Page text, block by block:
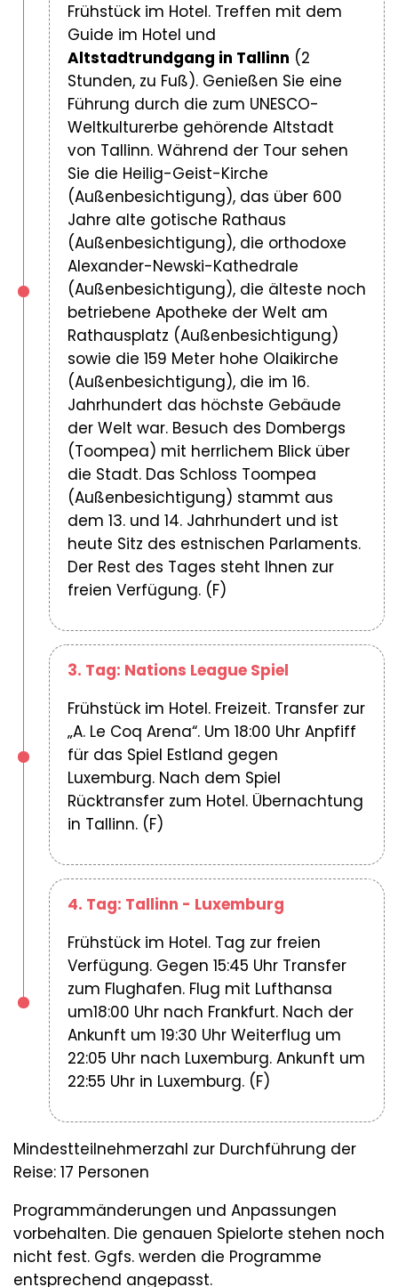
Frühstück im Hotel. Treffen mit dem
Guide im Hotel und
Altstadtrundgang in Tallinn (2
Stunden, zu Fuß). Genießen Sie eine
Führung durch die zum UNESCO-
Weltkulturerbe gehörende Altstadt
von Tallinn. Während der Tour sehen
Sie die Heilig-Geist-Kirche
(Außenbesichtigung), das über 600
Jahre alte gotische Rathaus
(Außenbesichtigung), die orthodoxe
Alexander-Newski-Kathedrale
(Außenbesichtigung), die älteste noch
betriebene Apotheke der Welt am
Rathausplatz (Außenbesichtigung)
sowie die 159 Meter hohe Olaikirche
(Außenbesichtigung), die im 16.
Jahrhundert das höchste Gebäude
der Welt war. Besuch des Dombergs
(Toompea) mit herrlichem Blick über
die Stadt. Das Schloss Toompea
(Außenbesichtigung) stammt aus
dem 13. und 14. Jahrhundert und ist
heute Sitz des estnischen Parlaments.
Der Rest des Tages steht Ihnen zur
freien Verfügung. (F)
3. Tag: Nations League Spiel
Frühstück im Hotel. Freizeit. Transfer zur
„A. Le Coq Arena“. Um 18:00 Uhr Anpfiff
für das Spiel Estland gegen
Luxemburg. Nach dem Spiel
Rücktransfer zum Hotel. Übernachtung
in Tallinn. (F)
4. Tag: Tallinn - Luxemburg
Frühstück im Hotel. Tag zur freien
Verfügung. Gegen 15:45 Uhr Transfer
zum Flughafen. Flug mit Lufthansa
um18:00 Uhr nach Frankfurt. Nach der
Ankunft um 19:30 Uhr Weiterflug um
22:05 Uhr nach Luxemburg. Ankunft um
22:55 Uhr in Luxemburg. (F)
Mindestteilnehmerzahl zur Durchführung der
Reise: 17 Personen
Programmänderungen und Anpassungen
vorbehalten. Die genauen Spielorte stehen noch
nicht fest. Ggfs. werden die Programme
entsprechend angepasst.